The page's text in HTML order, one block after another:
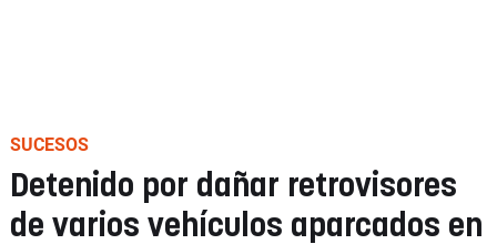
SUCESOS
Detenido por dañar retrovisores
de varios vehículos aparcados en